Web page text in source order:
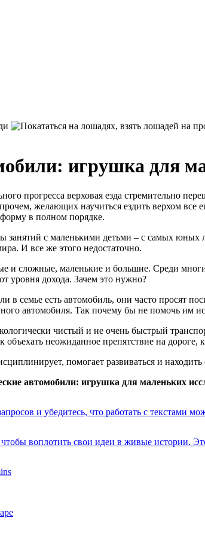
игрушка для
прогресса верховая езда стремительно
желающих научиться ездить верхом все
в полном порядке.
занятий с маленькими детьми – с самых
И все же этого недостаточно.
и сложные, маленькие и большие. Среди
уровня дохода. Зачем это нужно?
семье есть автомобиль, они часто просят
автомобиля. Так почему бы не помочь им
чистый и не очень быстрый
неожиданное препятствие на
помогает развиваться и
автомобили: игрушка для маленьких
и убедитесь, что работать с текстами
воплотить свои идеи в живые истории.